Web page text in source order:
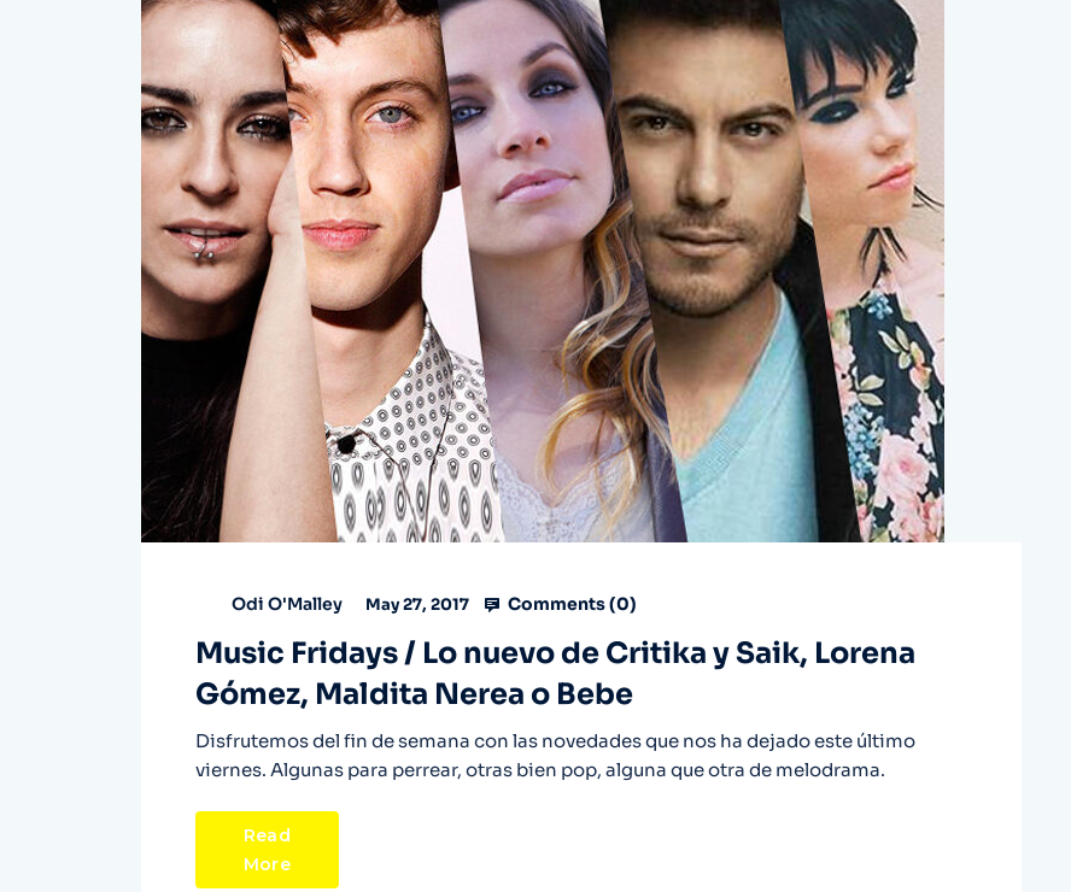
Odi O'Malley May 27, 2017 Comments (0)
Music Fridays / Lo nuevo de Critika y Saik, Lorena
Gómez, Maldita Nerea o Bebe
Disfrutemos del fin de semana con las novedades que nos ha dejado este último
viernes. Algunas para perrear, otras bien pop, alguna que otra de melodrama.
Read
More